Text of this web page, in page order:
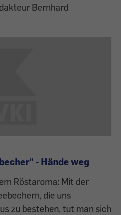
Bernhard
- Hände weg
Röstaroma: Mit der
die uns
zu bestehen, tut man sich